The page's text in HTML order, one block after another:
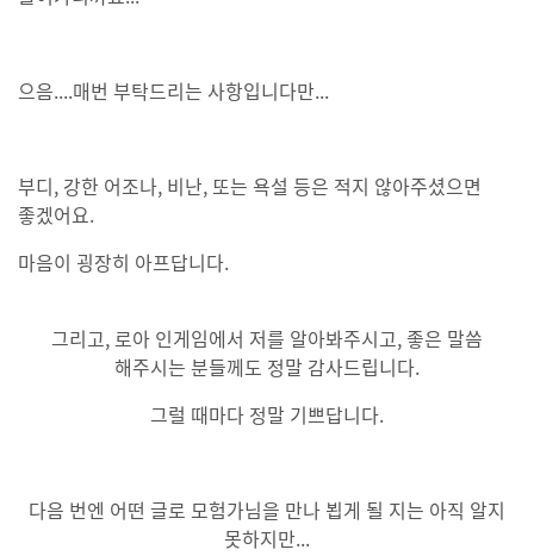
으음....매번 부탁드리는 사항입니다만...
부디, 강한 어조나, 비난, 또는 욕설 등은 적지 않아주셨으면
좋겠어요.
마음이 굉장히 아프답니다.
그리고, 로아 인게임에서 저를 알아봐주시고, 좋은 말씀
해주시는 분들께도 정말 감사드립니다.
그럴 때마다 정말 기쁘답니다.
다음 번엔 어떤 글로 모험가님을 만나 뵙게 될 지는 아직 알지
못하지만...